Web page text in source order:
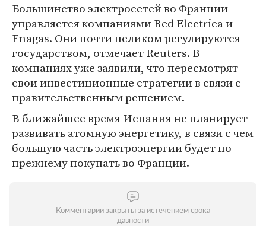
Большинство электросетей во Франции
управляется компаниями Red Electrica и
Enagas. Они почти целиком регулируются
государством, отмечает Reuters. В
компаниях уже заявили, что пересмотрят
свои инвестиционные стратегии в связи с
правительственным решением.
В ближайшее время Испания не планирует
развивать атомную энергетику, в связи с чем
большую часть электроэнергии будет по-
прежнему покупать во Франции.
Комментарии закрыты за истечением срока
давности